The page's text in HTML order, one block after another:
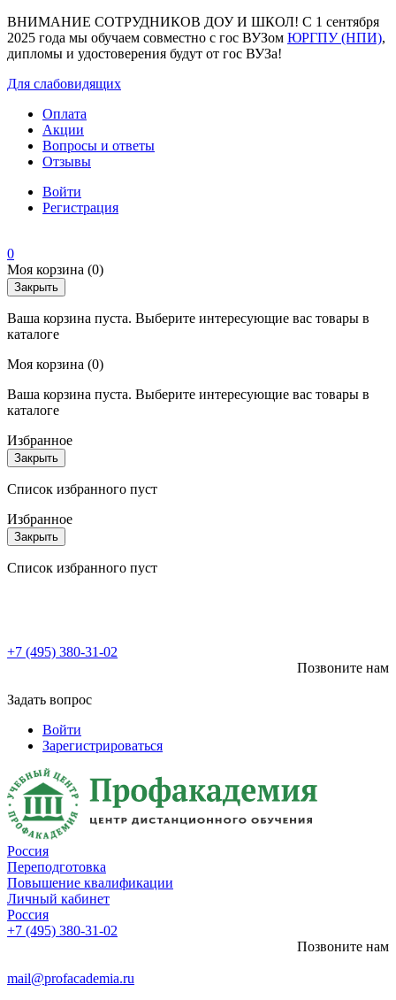
ВНИМАНИЕ СОТРУДНИКОВ ДОУ И ШКОЛ! С 1 сентября
2025 года мы обучаем совместно с гос ВУЗом ЮРГПУ (НПИ),
дипломы и удостоверения будут от гос ВУЗа!
Для слабовидящих
Оплата
Акции
Вопросы и ответы
Отзывы
Войти
Регистрация
0
Моя корзина (0)
Закрыть
Ваша корзина пуста. Выберите интересующие вас товары в
каталоге
Моя корзина (0)
Ваша корзина пуста. Выберите интересующие вас товары в
каталоге
Избранное
Закрыть
Список избранного пуст
Избранное
Закрыть
Список избранного пуст
+7 (495) 380-31-02
Позвоните нам
Задать вопрос
Войти
Зарегистрироваться
Россия
Переподготовка
Повышение квалификации
Личный кабинет
Россия
+7 (495) 380-31-02
Позвоните нам
mail@profacademia.ru